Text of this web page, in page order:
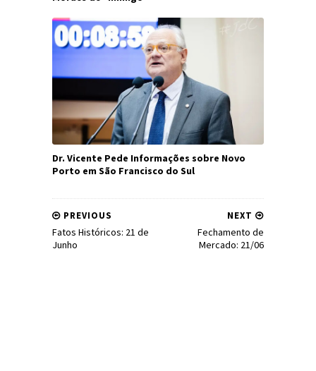
Dr. Vicente Pede Informações sobre Novo
Porto em São Francisco do Sul
NEXT
Fechamento de
Mercado: 21/06
PREVIOUS
Fatos Históricos: 21 de
Junho